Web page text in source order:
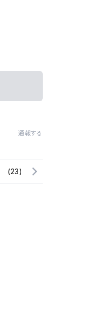
通報する
(23)